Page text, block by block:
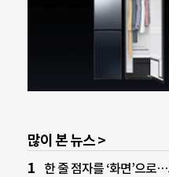
많이 본 뉴스 >
한 줄 점자를 ‘화면’으로